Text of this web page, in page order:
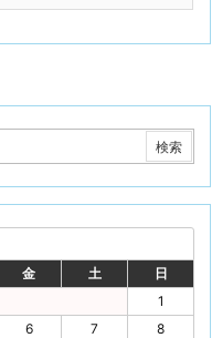
金 土
日
1
6 7
8